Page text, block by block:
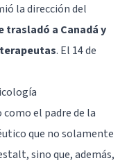
la dirección del
trasladó a Canadá y
. El 14 de
el padre de la
que no solamente
sino que, además,